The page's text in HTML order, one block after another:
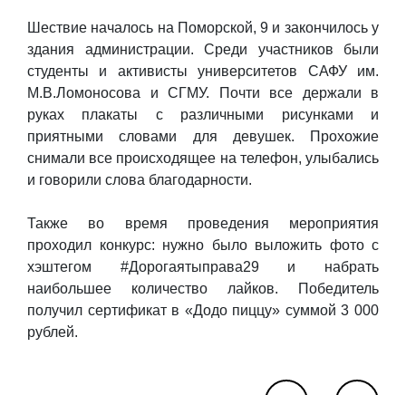
Шествие началось на Поморской, 9 и закончилось у
здания администрации. Среди участников были
студенты и активисты университетов САФУ им.
М.В.Ломоносова и СГМУ. Почти все держали в
руках плакаты с различными рисунками и
приятными словами для девушек. Прохожие
снимали все происходящее на телефон, улыбались
и говорили слова благодарности.
Также во время проведения мероприятия
проходил конкурс: нужно было выложить фото с
хэштегом #Дорогаятыправа29 и набрать
наибольшее количество лайков. Победитель
получил сертификат в «Додо пиццу» суммой 3 000
рублей.